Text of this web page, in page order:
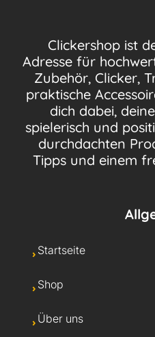
Clickershop ist
Adresse für
Zubehör, Clicker,
praktische
dich dabei,
spielerisch und
durchdachten
Tipps und einem
Startseite
Shop
Über uns